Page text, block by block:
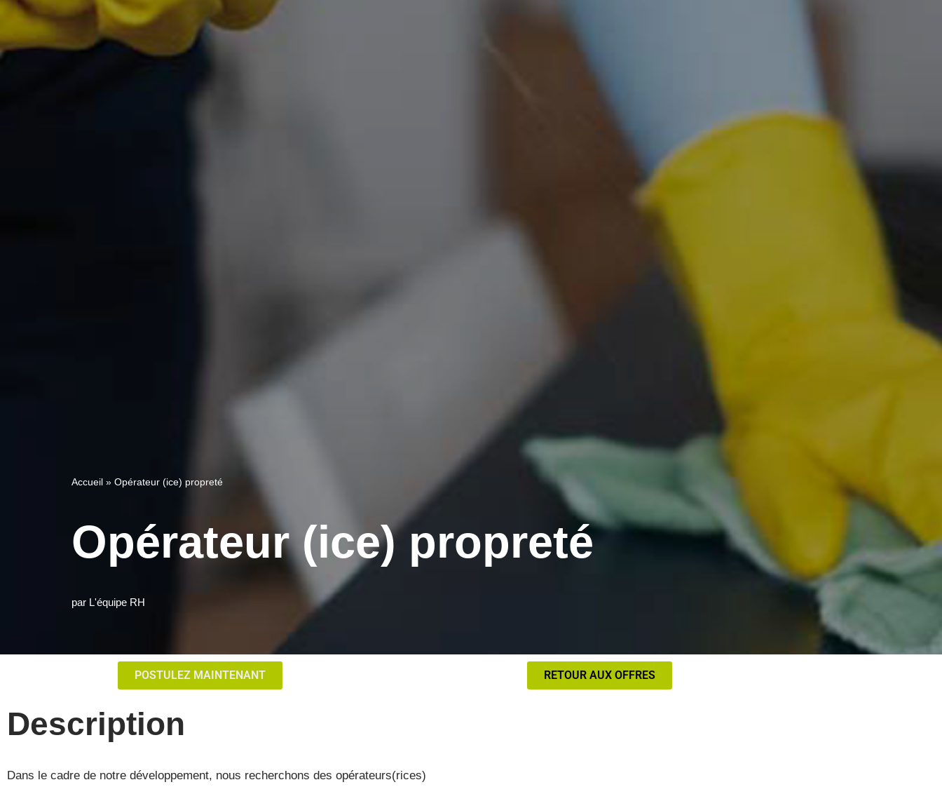
Accueil » Opérateur (ice) propreté
Opérateur (ice) propreté
par L'équipe RH
POSTULEZ MAINTENANT RETOUR AUX OFFRES
Description
Dans le cadre de notre développement, nous recherchons des opérateurs(rices)